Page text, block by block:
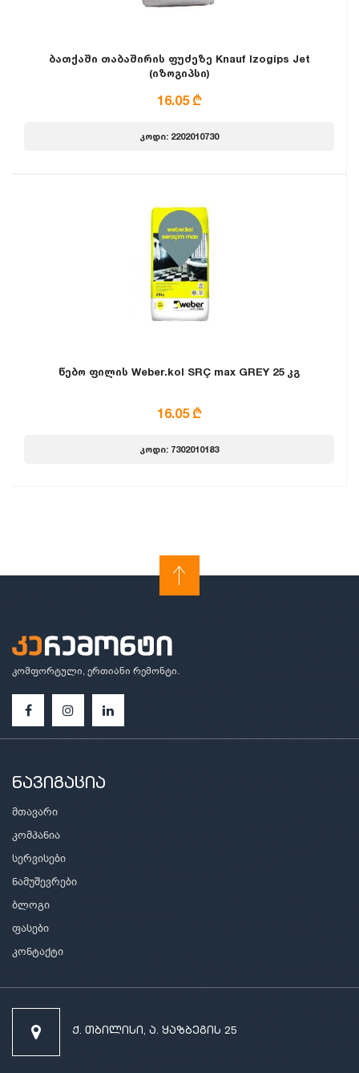
ბათქაში თაბაშირის ფუძეზე Knauf Izogips Jet
(იზოგიპსი)
16.05 ₾
კოდი: 2202010730
წებო ფილის Weber.kol SRÇ max GREY 25 კგ
16.05 ₾
კოდი: 7302010183
კომფორტული, ერთიანი რემონტი.
ნავიგაცია
მთავარი
კომპანია
სერვისები
ნამუშევრები
ბლოგი
ფასები
კონტაქტი
ქ. თბილისი, ა. ყაზბეგის 25